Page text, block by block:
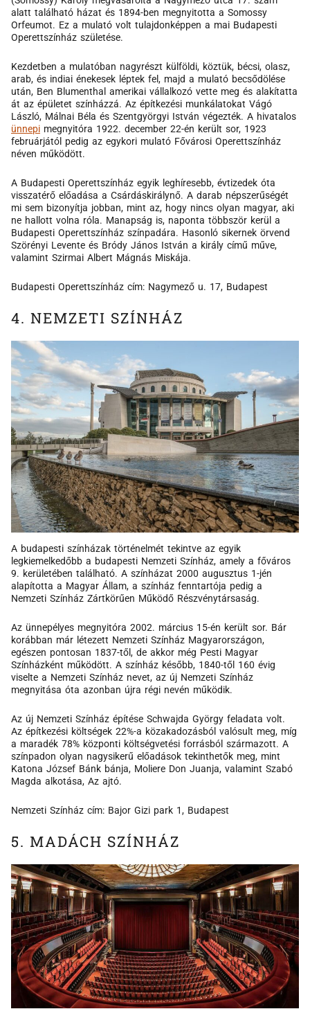
alatt található házat és 1894-ben megnyitotta a Somossy
Orfeumot. Ez a mulató volt tulajdonképpen a mai Budapesti
Operettszínház születése.
Kezdetben a mulatóban nagyrészt külföldi, köztük, bécsi, olasz,
arab, és indiai énekesek léptek fel, majd a mulató becsődölése
után, Ben Blumenthal amerikai vállalkozó vette meg és alakítatta
át az épületet színházzá. Az építkezési munkálatokat Vágó
László, Málnai Béla és Szentgyörgyi István végezték. A hivatalos
ünnepi megnyitóra 1922. december 22-én került sor, 1923
februárjától pedig az egykori mulató Fővárosi Operettszínház
néven működött.
A Budapesti Operettszínház egyik leghíresebb, évtizedek óta
visszatérő előadása a Csárdáskirálynő. A darab népszerűségét
mi sem bizonyítja jobban, mint az, hogy nincs olyan magyar, aki
ne hallott volna róla. Manapság is, naponta többször kerül a
Budapesti Operettszínház színpadára. Hasonló sikernek örvend
Szörényi Levente és Bródy János István a király című műve,
valamint Szirmai Albert Mágnás Miskája.
Budapesti Operettszínház cím: Nagymező u. 17, Budapest
4. NEMZETI SZÍNHÁZ
A budapesti színházak történelmét tekintve az egyik
legkiemelkedőbb a budapesti Nemzeti Színház, amely a főváros
9. kerületében található. A színházat 2000 augusztus 1-jén
alapította a Magyar Állam, a színház fenntartója pedig a
Nemzeti Színház Zártkörűen Működő Részvénytársaság.
Az ünnepélyes megnyitóra 2002. március 15-én került sor. Bár
korábban már létezett Nemzeti Színház Magyarországon,
egészen pontosan 1837-től, de akkor még Pesti Magyar
Színházként működött. A színház később, 1840-től 160 évig
viselte a Nemzeti Színház nevet, az új Nemzeti Színház
megnyitása óta azonban újra régi nevén működik.
Az új Nemzeti Színház építése Schwajda György feladata volt.
Az építkezési költségek 22%-a közakadozásból valósult meg, míg
a maradék 78% központi költségvetési forrásból származott. A
színpadon olyan nagysikerű előadások tekinthetők meg, mint
Katona József Bánk bánja, Moliere Don Juanja, valamint Szabó
Magda alkotása, Az ajtó.
Nemzeti Színház cím: Bajor Gizi park 1, Budapest
5. MADÁCH SZÍNHÁZ